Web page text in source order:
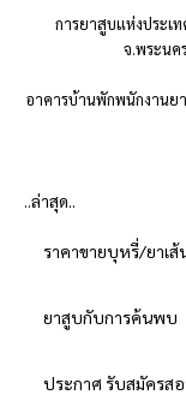
การยาสูบแห่งประเ
จ.พระนค
อาคารบ้านพักพนักงานย
..ล่าสุด..
ราคาขายบุหรี่/ยาเส้
ยาสูบกับการค้นพบ
ประกาศ รับสมัครส